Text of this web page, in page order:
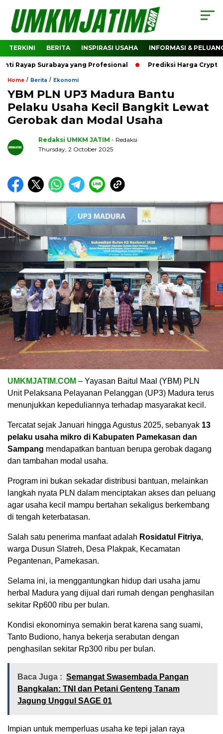
TERKINI BERITA INSPIRASI USAHA INFORMASI &
Surabaya yang Profesional Prediksi Harga Crypto
Home / Berita / Ekonomi
YBM PLN UP3 Madura Bantu
Pelaku Usaha Kecil Bangkit Lewat
Gerobak dan Modal Usaha
Redaksi UMKM JATIM - Redaksi
Thursday, 2 October 2025
UMKMJATIM.COM – Yayasan Baitul Maal (YBM) PLN
Unit Pelaksana Pelayanan Pelanggan (UP3) Madura terus
menunjukkan kepeduliannya terhadap masyarakat kecil.
Tercatat sejak Januari hingga Agustus 2025, sebanyak 13
pelaku usaha mikro di Kabupaten Pamekasan dan
Sampang mendapatkan bantuan berupa gerobak dagang
dan tambahan modal usaha.
Program ini bukan sekadar distribusi bantuan, melainkan
langkah nyata PLN dalam menciptakan akses dan peluang
agar usaha kecil mampu bertahan sekaligus berkembang
di tengah keterbatasan.
Salah satu penerima manfaat adalah Rosidatul Fitriya,
warga Dusun Slatreh, Desa Plakpak, Kecamatan
Pegantenan, Pamekasan.
Selama ini, ia menggantungkan hidup dari usaha jamu
herbal Madura yang dijual dari rumah dengan penghasilan
sekitar Rp600 ribu per bulan.
Kondisi ekonominya semakin berat karena sang suami,
Tanto Budiono, hanya bekerja serabutan dengan
penghasilan sekitar Rp300 ribu per bulan.
Baca Juga : Semangat Swasembada Pangan
Bangkalan: TNI dan Petani Genteng Tanam
Jagung Unggul SAGE 01
Impian untuk memperluas usaha ke tepi jalan raya